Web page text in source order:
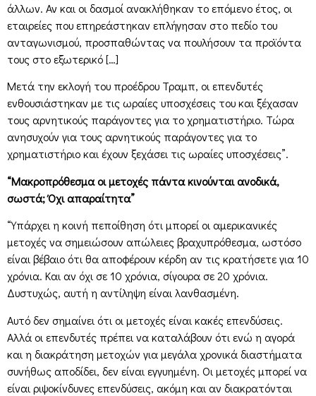
άλλων. Αν και οι δασμοί ανακλήθηκαν το επόμενο έτος, οι
εταιρείες που επηρεάστηκαν επλήγησαν στο πεδίο του
ανταγωνισμού, προσπαθώντας να πουλήσουν τα προϊόντα
τους στο εξωτερικό […]
Μετά την εκλογή του προέδρου Τραμπ, οι επενδυτές
ενθουσιάστηκαν με τις ωραίες υποσχέσεις του και ξέχασαν
τους αρνητικούς παράγοντες για το χρηματιστήριο. Τώρα
ανησυχούν για τους αρνητικούς παράγοντες για το
χρηματιστήριο και έχουν ξεχάσει τις ωραίες υποσχέσεις”.
“Μακροπρόθεσμα οι μετοχές πάντα κινούνται ανοδικά,
σωστά; Όχι απαραίτητα”
“Υπάρχει η κοινή πεποίθηση ότι μπορεί οι αμερικανικές
μετοχές να σημειώσουν απώλειες βραχυπρόθεσμα, ωστόσο
είναι βέβαιο ότι θα αποφέρουν κέρδη αν τις κρατήσετε για 10
χρόνια. Και αν όχι σε 10 χρόνια, σίγουρα σε 20 χρόνια.
Δυστυχώς, αυτή η αντίληψη είναι λανθασμένη.
Αυτό δεν σημαίνει ότι οι μετοχές είναι κακές επενδύσεις.
Αλλά οι επενδυτές πρέπει να καταλάβουν ότι ενώ η αγορά
και η διακράτηση μετοχών για μεγάλα χρονικά διαστήματα
συνήθως αποδίδει, δεν είναι εγγυημένη. Οι μετοχές μπορεί να
είναι ριψοκίνδυνες επενδύσεις, ακόμη και αν διακρατόνται